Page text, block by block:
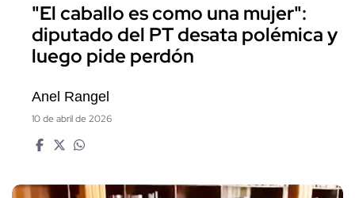
"El caballo es como una mujer":
diputado del PT desata polémica y
luego pide perdón
Anel Rangel
10 de abril de 2026